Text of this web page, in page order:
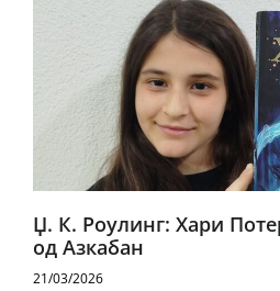
Џ. К. Роулинг: Хари
од Азкабан
21/03/2026